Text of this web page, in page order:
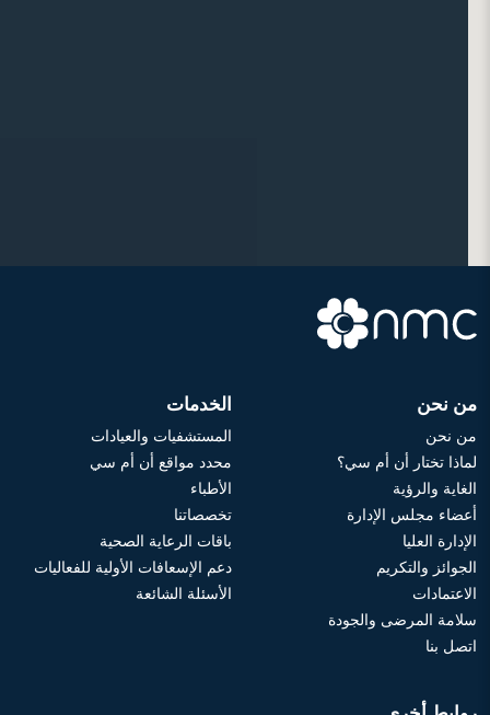
من نحن
من نحن
لماذا تختار أن أم سي؟
الغاية والرؤية
أعضاء مجلس الإدارة
الإدارة العليا
الجوائز والتكريم
الاعتمادات
سلامة المرضى والجودة
اتصل بنا
الخدمات
المستشفيات والعيادات
محدد مواقع أن أم سي
الأطباء
تخصصاتنا
باقات الرعاية الصحية
دعم الإسعافات الأولية للفعاليات
الأسئلة الشائعة